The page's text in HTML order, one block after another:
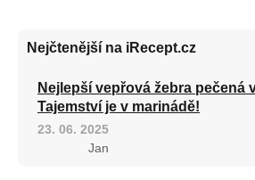
Nejčtenější na iRecept.cz
Nejlepší vepřová žebra pečená
Tajemství je v marinádě!
23. 06. 2025
Jan